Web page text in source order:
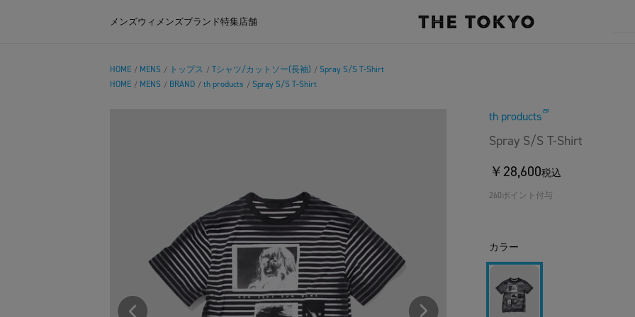
メンズウィメンズブランド特集店舗
HOME / MENS / トップス / Tシャツ/カットソー(長袖) / Spray S/S T-Shirt
HOME / MENS / BRAND / th products / Spray S/S T-Shirt
th products
Spray S/S T-Shirt
￥28,600税込
260ポイント付与
カラー